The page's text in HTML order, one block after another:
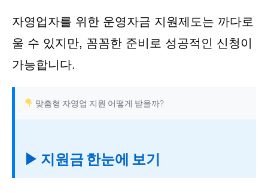
자영업자를 위한 운영자금 지원제도는 까다로
울 수 있지만, 꼼꼼한 준비로 성공적인 신청이
가능합니다.
맞춤형 자영업 지원 어떻게 받을까?
▶ 지원금 한눈에 보기